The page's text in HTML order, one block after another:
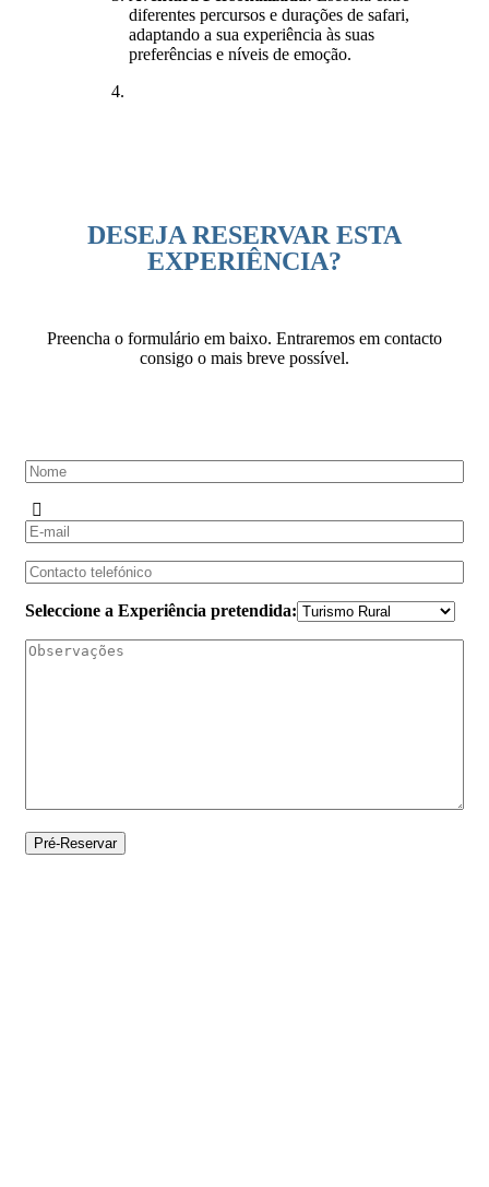
diferentes percursos e durações de safari,
adaptando a sua experiência às suas
preferências e níveis de emoção.
DESEJA RESERVAR ESTA
EXPERIÊNCIA?
Preencha o formulário em baixo. Entraremos em contacto
consigo o mais breve possível.
Seleccione a Experiência pretendida: